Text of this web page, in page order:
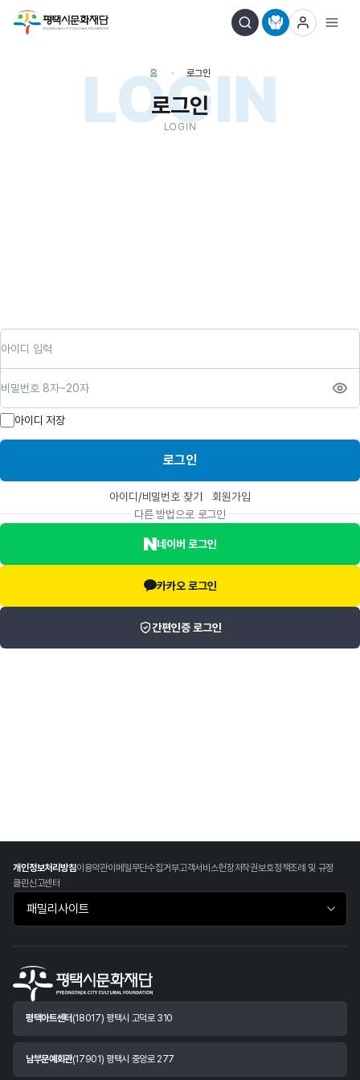
LOGIN
홈 로그인
로그인
LOGIN
아이디 저장
로그인
아이디/비밀번호 찾기
회원가입
다른 방법으로 로그인
네이버 로그인
카카오 로그인
간편인증 로그인
개인정보처리방침이용약관이메일무단수집거부고객서비스헌장저작권보호정책조례 및 규정
클린신고센터
패밀리사이트 바로가기
평택아트센터 (18017) 평택시 고덕로 310
남부문예회관(17901) 평택시 중앙로 277